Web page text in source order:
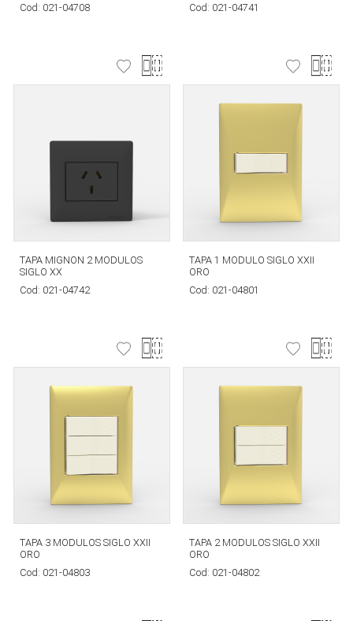
Cod: 021-04708
Cod: 021-04741
TAPA MIGNON 2 MODULOS
SIGLO XX
Cod: 021-04742
TAPA 1 MODULO SIGLO XXII
ORO
Cod: 021-04801
TAPA 3 MODULOS SIGLO XXII
ORO
Cod: 021-04803
TAPA 2 MODULOS SIGLO XXII
ORO
Cod: 021-04802